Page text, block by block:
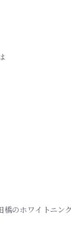
橋のホワイトニン